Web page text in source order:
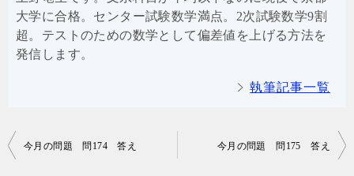
大学に合格。センター試験数学満点。2次試験数学9割
超。テストのための数学として偏差値を上げる方法を
発信します。
執筆記事一覧
投
今月の問題 問174 答え 今月の問題 問175 答え